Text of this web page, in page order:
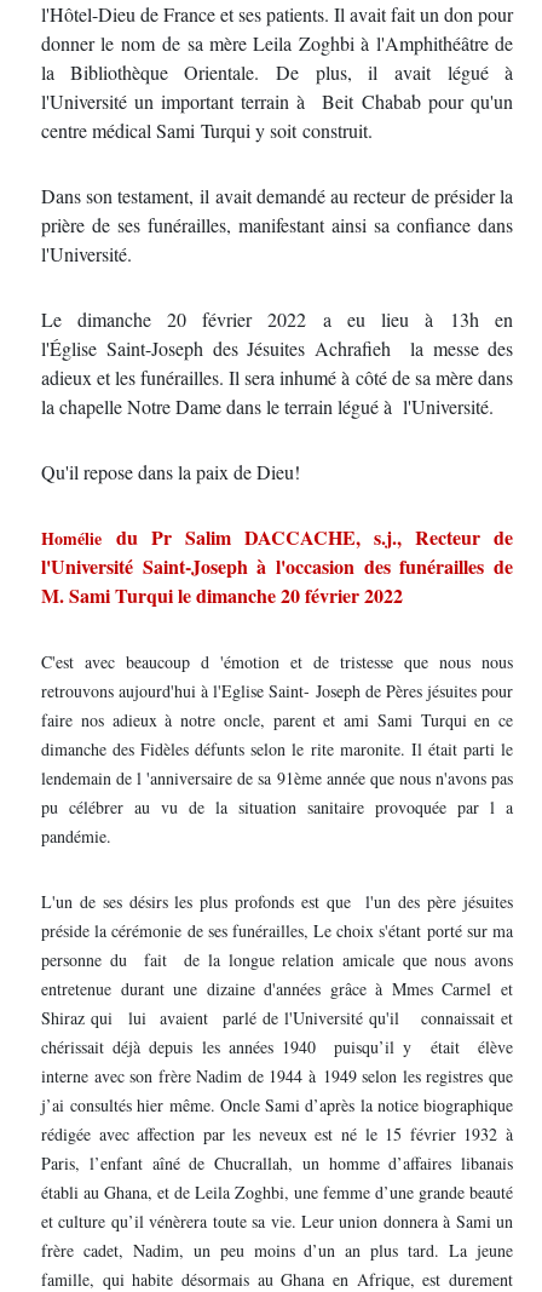
l'Hôtel-Dieu de France et ses patients. Il avait fait un don pour
donner le nom de sa mère Leila Zoghbi à l'Amphithéâtre de
la Bibliothèque Orientale. De plus, il avait légué à
l'Université un important terrain à Beit Chabab pour qu'un
centre médical Sami Turqui y soit construit.
Dans son testament, il avait demandé au recteur de présider la
prière de ses funérailles, manifestant ainsi sa confiance dans
l'Université.
Le dimanche 20 février 2022 a eu lieu à 13h en
l'Église Saint-Joseph des Jésuites Achrafieh
la messe des
adieux et les funérailles. Il sera inhumé à côté de sa mère dans
la chapelle Notre Dame dans le terrain légué à l'Université.
Qu'il repose dans la paix de Dieu!
Homélie du Pr Salim DACCACHE, s.j., Recteur de
l'Université Saint-Joseph à l'occasion des funérailles de
M. Sami Turqui le dimanche 20 février 2022
C'est avec beaucoup d 'émotion et de tristesse que nous nous
retrouvons aujourd'hui à l'Eglise Saint- Joseph de Pères jésuites pour
faire nos adieux à notre oncle, parent et ami Sami Turqui en ce
dimanche des Fidèles défunts selon le rite maronite. Il était parti le
lendemain de l 'anniversaire de sa 91ème année que nous n'avons pas
pu célébrer au vu de la situation sanitaire provoquée par l a
pandémie.
L'un de ses désirs les plus profonds est que l'un des père jésuites
préside la cérémonie de ses funérailles, Le choix s'étant porté sur ma
personne du fait de la longue relation amicale que nous avons
entretenue durant une dizaine d'années grâce à Mmes Carmel et
Shiraz qui lui avaient parlé de l'Université qu'il connaissait et
chérissait déjà depuis les années 1940 puisqu’il y était élève
interne avec son frère Nadim de 1944 à 1949 selon les registres que
j’ai consultés hier même. Oncle Sami d’après la notice biographique
rédigée avec affection par les neveux est né le 15 février 1932 à
Paris, l’enfant aîné de Chucrallah, un homme d’affaires libanais
établi au Ghana, et de Leila Zoghbi, une femme d’une grande beauté
et culture qu’il vénèrera toute sa vie. Leur union donnera à Sami un
frère cadet, Nadim, un peu moins d’un an plus tard. La jeune
famille, qui habite désormais au Ghana en Afrique, est durement